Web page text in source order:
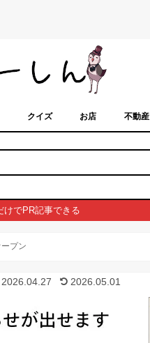
クイズ お店 不動産
けでPR記事できる
プン
2026.04.27 2026.05.01